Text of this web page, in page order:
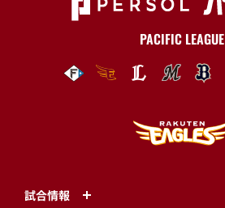
PACIFIC LEAGUE
試合情報